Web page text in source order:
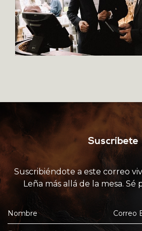
Suscríbete
Suscribiéndote a este correo
Leña más allá de la mesa.